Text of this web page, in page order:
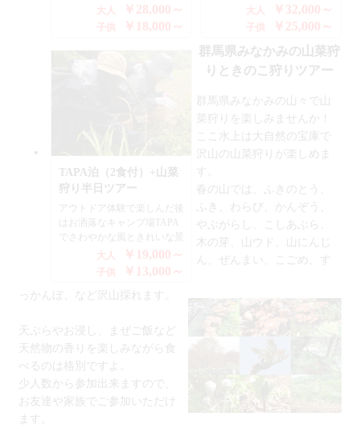
いっぱいの原生林の山々が広
がる奥利根は利根川源流、谷
なんです。アウトドア体験は
ン グランピング
（RiverStone Glamping）宿
泊と山菜狩り半日コースで、
お子様から高齢の方までご参
加できるプランです。 水上
町（みなかみ）里山の大自然
でちょっとリッチに(^^♪ 優
雅に過ごせるキャンプ場がお
っぱいの山々に青い空と心地
ンで日頃の疲れをリフレッシ
ュしませんか？ ◆山菜狩り
ツアー 山菜狩りのツアー
は、お昼のランチに採りたて
の山菜を天ぷらにして豪快に
食べる（笑）田舎のおにぎり
大人 ￥28,000～
子供 ￥18,000～
用意するものは、汚れても良
いシューズとタオルあとは、
Ｋ！ ・宿泊棟は１棟貸し切
りで、きのこ狩りも人数制限
で行っています。<br> きの
こ狩りもしたいし温泉に入り
たいし美味しいステーキも食
べたい方にお勧めなのが、グ
ランピングスタイルの塩屋温
泉 Shioya Spa のアウトドアセ
だけます。 各棟に温泉風呂
が2つございますので、プラ
イベートでリラックスできま
す。 ◎夕食は豪華にステー
イヤーベースなど贅沢の極
生ハムサラダ、ブイヤーベー
ドリンクがセットされており
ジ、スクランブルエッグ、お
リンクとなります。 ★★せ
大人 ￥32,000～
子供 ￥25,000～
TAPA泊（2食付）+山菜
狩り半日ツアー
アウトドア体験で楽しんだ後
はお洒落なキャンプ場TAPA
でさわやかな風ときれいな景
色を見ながら優雅な時間を過
ごしたい！そんな方にオスス
メです！ さらに夕食は豪華
なBBQセット！プライベー
ること間違いなし、朝食も付
いている満足プランなんです
(^^♪ 群馬県みなかみの山々
で山菜狩りを楽しもません
か！ ここ水上は大自然の宝
庫で沢山の山菜狩りが楽しめ
ます。 春の山では、ふきの
大人 ￥19,000～
子供 ￥13,000～
群馬県みなかみの山菜狩
りときのこ狩りツアー
群馬県みなかみの山々で山
菜狩りを楽しみませんか！
ここ水上は大自然の宝庫で
沢山の山菜狩りが楽しめま
す。
春の山では、ふきのとう、
ふき、わらび、かんぞう、
やぶがらし、こしあぶら、
木の芽、山ウド、山にんじ
ん、ぜんまい、こごめ、す
っかんぼ、など沢山採れます。
天ぷらやお浸し、まぜご飯など
天然物の香りを楽しみながら食
べるのは格別ですよ。
少人数から参加出来ますので、
お友達や家族でご参加いただけ
ます。